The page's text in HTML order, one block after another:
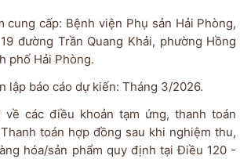
cung cấp: Bệnh viện Phụ sản Hải Phòng,
đường Trần Quang Khải, phường Hồng
phố Hải Phòng.
lập báo cáo dự kiến: Tháng 3/2026.
về các điều khoản tạm ứng, thanh toán
toán hợp đồng sau khi nghiệm thu,
hóa/sản phẩm quy định tạiĐiều 120 -